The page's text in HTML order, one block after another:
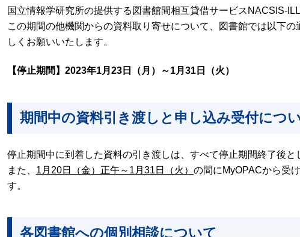
国立情報学研究所の提供する図書館間相互貸借サービスNACSIS-
この期間の他機関からの資料取り寄せについて、図書館では以下
しくお願いいたします。
【停止期間】2023年1月23日（月）～1月31日（火）
期間中の資料引き渡しと申し込み受付につ
停止期間中に到着した資料の引き渡しは、すべて停止期間終了後と
また、 1月20日（金）正午～1月31日（火） の間にMyOPACから受
す。
各図書館への個別相談について